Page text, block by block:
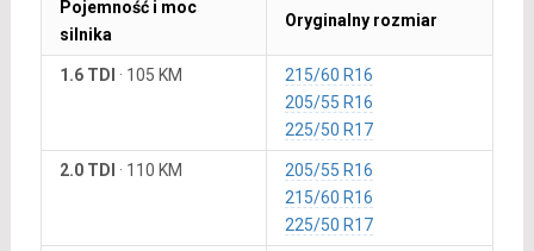
Pojemność i moc
silnika
Oryginalny rozmiar
1.6 TDI · 105 KM
215/60 R16
205/55 R16
225/50 R17
2.0 TDI · 110 KM
205/55 R16
215/60 R16
225/50 R17